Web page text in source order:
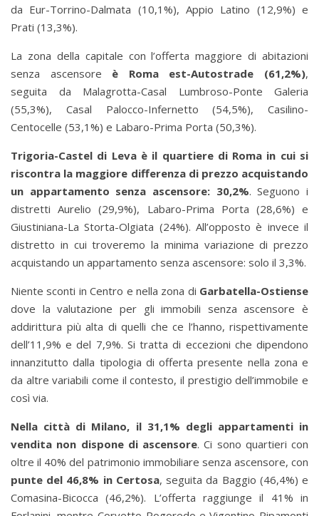
da Eur-Torrino-Dalmata (10,1%), Appio Latino (12,9%) e
Prati (13,3%).
La zona della capitale con l’offerta maggiore di abitazioni
senza ascensore è Roma est-Autostrade (61,2%),
seguita da Malagrotta-Casal Lumbroso-Ponte Galeria
(55,3%), Casal Palocco-Infernetto (54,5%), Casilino-
Centocelle (53,1%) e Labaro-Prima Porta (50,3%).
Trigoria-Castel di Leva è il quartiere di Roma in cui si
riscontra la maggiore differenza di prezzo acquistando
un appartamento senza ascensore: 30,2%. Seguono i
distretti Aurelio (29,9%), Labaro-Prima Porta (28,6%) e
Giustiniana-La Storta-Olgiata (24%). All’opposto è invece il
distretto in cui troveremo la minima variazione di prezzo
acquistando un appartamento senza ascensore: solo il 3,3%.
Niente sconti in Centro e nella zona di Garbatella-Ostiense
dove la valutazione per gli immobili senza ascensore è
addirittura più alta di quelli che ce l’hanno, rispettivamente
dell’11,9% e del 7,9%. Si tratta di eccezioni che dipendono
innanzitutto dalla tipologia di offerta presente nella zona e
da altre variabili come il contesto, il prestigio dell’immobile e
così via.
Nella città di Milano, il 31,1% degli appartamenti in
vendita non dispone di ascensore. Ci sono quartieri con
oltre il 40% del patrimonio immobiliare senza ascensore, con
punte del 46,8% in Certosa, seguita da Baggio (46,4%) e
Comasina-Bicocca (46,2%). L’offerta raggiunge il 41% in